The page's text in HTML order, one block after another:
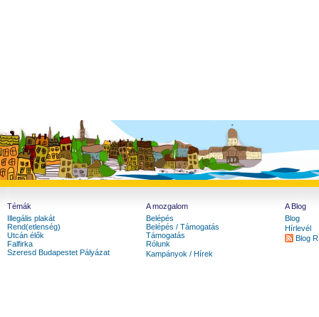
Témák
Illegális plakát
Rend(etlenség)
Utcán élők
Falfirka
Szeresd Budapestet Pályázat
A mozgalom
Belépés
Belépés / Támogatás
Támogatás
Rólunk
Kampányok / Hírek
A Blog
Blog
Hírlevél
Blog